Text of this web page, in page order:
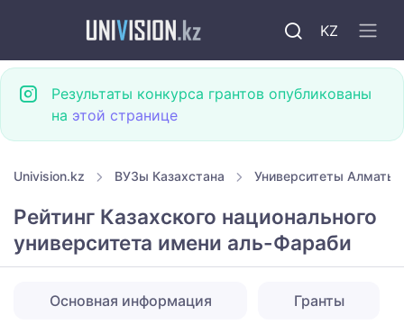
KZ
Результаты конкурса грантов опубликованы
на этой странице
Univision.kz ВУЗы Казахстана Университеты Алматы
Рейтинг Казахского национального
университета имени аль-Фараби
Основная информация Гранты